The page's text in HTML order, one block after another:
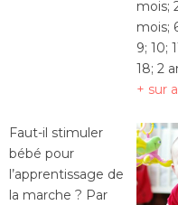
mois;
mois;
9; 10;
18; 2
+ sur
Faut-il stimuler
bébé pour
l’apprentissage de
la marche ? Par